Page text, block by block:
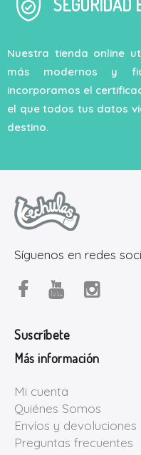
SEGURIDAD
Nuestra tienda online
más modernos y
incorporamos el
el que todos tus datos
destino.
Síguenos en redes
Suscríbete
Más información
Mi cuenta
Quiénes Somos
Envíos y devoluciones
Preguntas frecuentes